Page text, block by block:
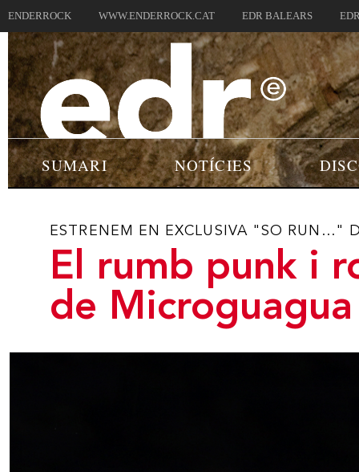
ENDERROCK WWW.ENDERROCK.CAT EDR BALEARS
SUMARI NOTÍCIES
ESTRENEM EN EXCLUSIVA "SO RUN..."
El rumb punk i
de Microguagua